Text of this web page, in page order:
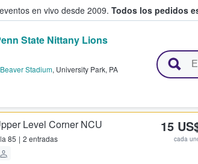
en vivo desde 2009. Todos los pedidos
de entradas entre fans
State Nittany Lions
Beaver Stadium, University Park, PA
Level Corner NCU
85 2 entradas
15
cada